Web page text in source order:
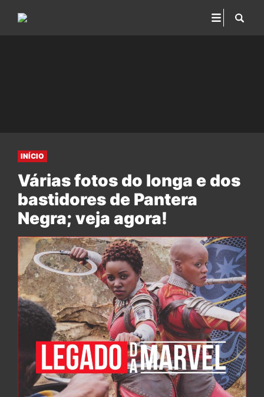
INÍCIO
Várias fotos do longa e dos
bastidores de Pantera
Negra; veja agora!